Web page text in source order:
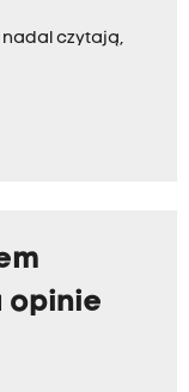
nadal czytają,
opinie